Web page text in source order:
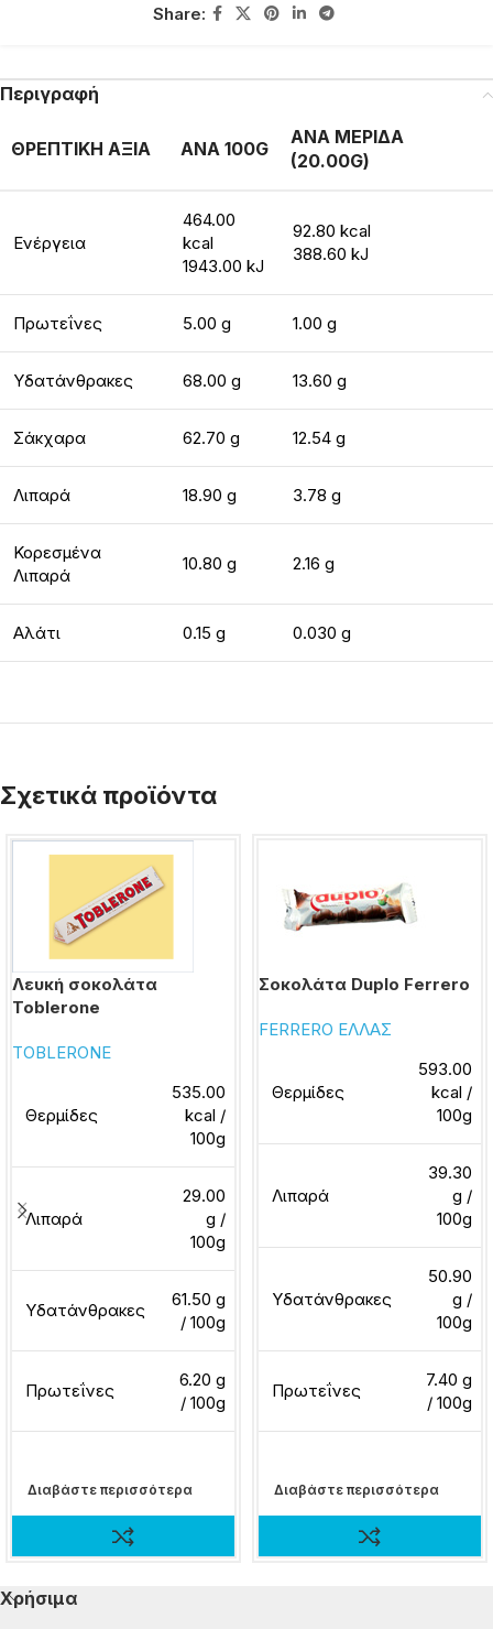
Share:
Περιγραφή
ΘΡΕΠΤΙΚΗ ΑΞΙΑ ΑΝΑ 100G
ΑΝΑ ΜΕΡΙΔΑ
(20.00G)
Ενέργεια
464.00
kcal
1943.00 kJ
92.80 kcal
388.60 kJ
Πρωτεΐνες 5.00 g 1.00 g
Υδατάνθρακες 68.00 g 13.60 g
Σάκχαρα 62.70 g 12.54 g
Λιπαρά 18.90 g 3.78 g
Κορεσμένα
Λιπαρά
10.80 g 2.16 g
Αλάτι 0.15 g 0.030 g
Σχετικά προϊόντα
Λευκή σοκολάτα
Toblerone
TOBLERONE
Θερμίδες
535.00
kcal /
100g
Λιπαρά
29.00
g /
100g
Υδατάνθρακες
61.50 g
/ 100g
Πρωτεΐνες
6.20 g
/ 100g
Διαβάστε περισσότερα
Σοκολάτα Duplo Ferrero
FERRERO ΕΛΛΑΣ
Θερμίδες
593.00
kcal /
100g
Λιπαρά
39.30
g /
100g
Υδατάνθρακες
50.90
g /
100g
Πρωτεΐνες
7.40 g
/ 100g
Διαβάστε περισσότερα
Χρήσιμα